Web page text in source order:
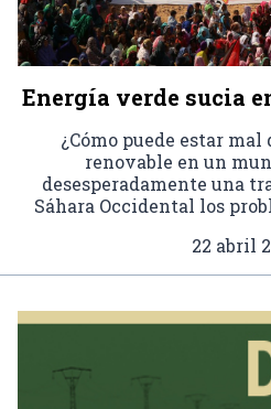
Energía verde sucia
¿Cómo puede estar
renovable en un
desesperadamente una
Sáhara Occidental los
22 abril